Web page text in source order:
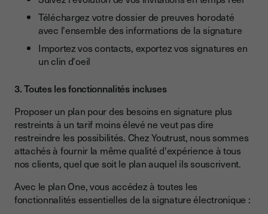
Téléchargez votre dossier de preuves horodaté
avec l'ensemble des informations de la signature
Importez vos contacts, exportez vos signatures en
un clin d'oeil
3. Toutes les fonctionnalités incluses
Proposer un plan pour des besoins en signature plus
restreints à un tarif moins élevé ne veut pas dire
restreindre les possibilités. Chez Youtrust, nous sommes
attachés à fournir la même qualité d'expérience à tous
nos clients, quel que soit le plan auquel ils souscrivent.
Avec le plan One, vous accédez à toutes les
fonctionnalités essentielles de la signature électronique :